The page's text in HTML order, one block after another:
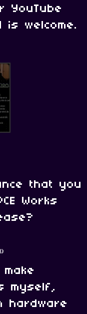
YouTube
is welcome.
that you
Works
myself,
hardware